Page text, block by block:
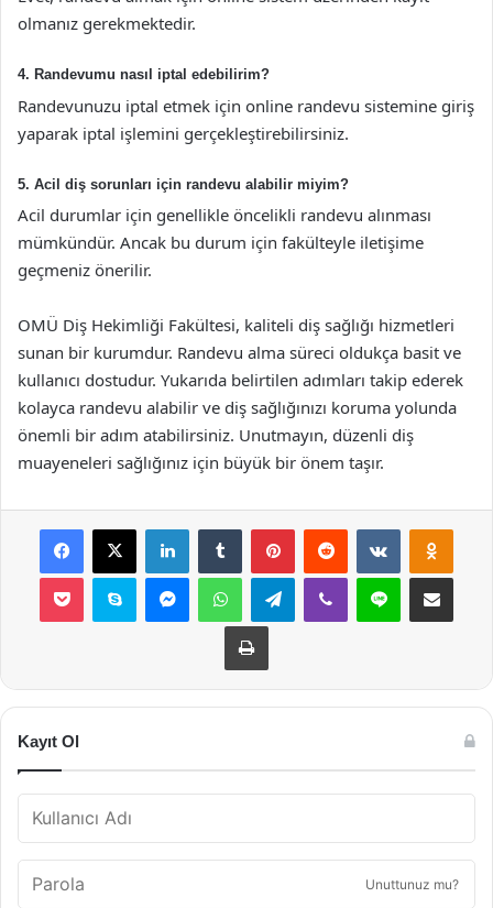
olmanız gerekmektedir.
4. Randevumu nasıl iptal edebilirim?
Randevunuzu iptal etmek için online randevu sistemine giriş
yaparak iptal işlemini gerçekleştirebilirsiniz.
5. Acil diş sorunları için randevu alabilir miyim?
Acil durumlar için genellikle öncelikli randevu alınması
mümkündür. Ancak bu durum için fakülteyle iletişime
geçmeniz önerilir.
OMÜ Diş Hekimliği Fakültesi, kaliteli diş sağlığı hizmetleri
sunan bir kurumdur. Randevu alma süreci oldukça basit ve
kullanıcı dostudur. Yukarıda belirtilen adımları takip ederek
kolayca randevu alabilir ve diş sağlığınızı koruma yolunda
önemli bir adım atabilirsiniz. Unutmayın, düzenli diş
muayeneleri sağlığınız için büyük bir önem taşır.
Facebook
X LinkedInTumblr PinterestReddit VKontakte
Pocket Skype MessengerWhatsAppTelegramViber Line E-Posta ile
Yazdır
Kayıt Ol
Unuttunuz mu?